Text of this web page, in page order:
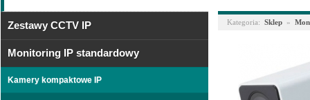
Zestawy CCTV IP
Monitoring IP standardowy
Kamery kompaktowe IP
Kategoria: Sklep »